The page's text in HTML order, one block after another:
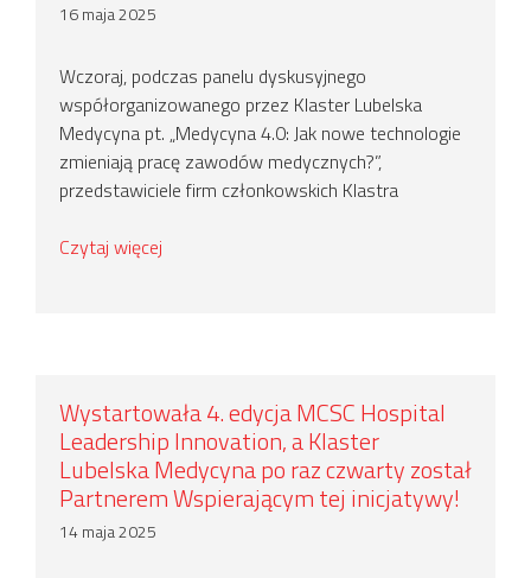
16 maja 2025
Wczoraj, podczas panelu dyskusyjnego
współorganizowanego przez Klaster Lubelska
Medycyna pt. „Medycyna 4.0: Jak nowe technologie
zmieniają pracę zawodów medycznych?”,
przedstawiciele firm członkowskich Klastra
Czytaj więcej
Wystartowała 4. edycja MCSC Hospital
Leadership Innovation, a Klaster
Lubelska Medycyna po raz czwarty został
Partnerem Wspierającym tej inicjatywy!
14 maja 2025